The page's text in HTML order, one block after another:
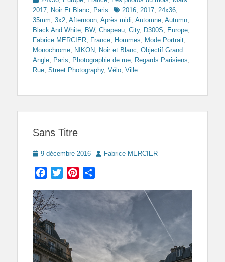
2017, Noir Et Blanc, Paris Tags2016, 2017, 24x36,
35mm, 3x2, Afternoon, Après midi, Automne, Autumn,
Black And White, BW, Chapeau, City, D300S, Europe,
Fabrice MERCIER, France, Hommes, Mode Portrait,
Monochrome, NIKON, Noir et Blanc, Objectif Grand
Angle, Paris, Photographie de rue, Regards Parisiens,
Rue, Street Photography, Vélo, Ville
Sans Titre
Posted
9 décembre 2016 AuthorFabrice MERCIER
Facebook
TwitterPinterest